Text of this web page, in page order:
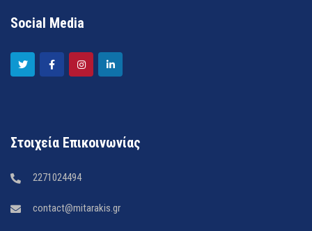
Social Media
Στοιχεία Επικοινωνίας
2271024494
contact@mitarakis.gr